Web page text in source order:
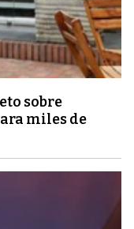
sobre
miles de